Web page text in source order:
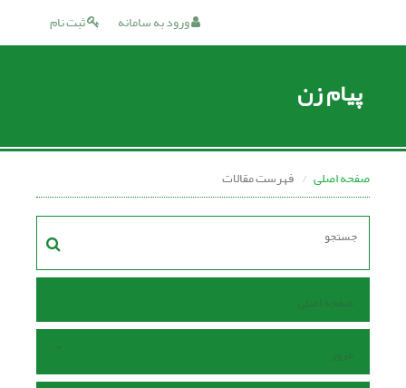
ثبت نام ورود به سامانه
پیام زن
صفحه اصلی فهرست مقالات
صفحه اصلی
مرور